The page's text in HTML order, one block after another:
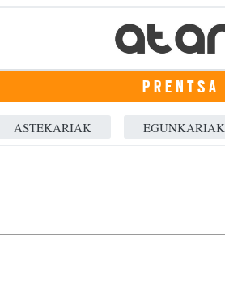
PRENTSA
ASTEKARIAK EGUNKARIAK